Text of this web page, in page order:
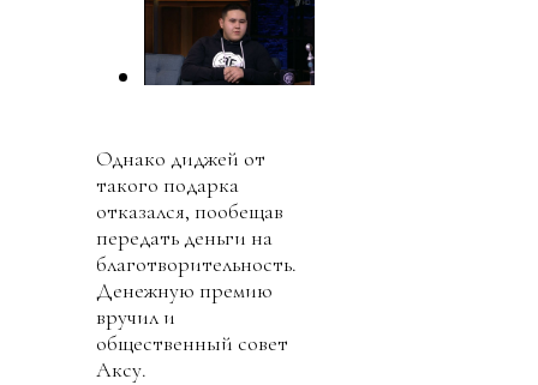
Однако диджей от
такого подарка
отказался, пообещав
передать деньги на
благотворительность.
Денежную премию
вручил и
общественный совет
Аксу.